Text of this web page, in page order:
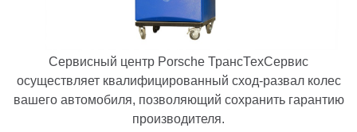
Сервисный центр Porsche ТрансТехСервис
осуществляет квалифицированный сход-развал колес
вашего автомобиля, позволяющий сохранить гарантию
производителя.